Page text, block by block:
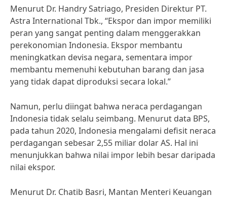
Menurut Dr. Handry Satriago, Presiden Direktur PT.
Astra International Tbk., “Ekspor dan impor memiliki
peran yang sangat penting dalam menggerakkan
perekonomian Indonesia. Ekspor membantu
meningkatkan devisa negara, sementara impor
membantu memenuhi kebutuhan barang dan jasa
yang tidak dapat diproduksi secara lokal.”
Namun, perlu diingat bahwa neraca perdagangan
Indonesia tidak selalu seimbang. Menurut data BPS,
pada tahun 2020, Indonesia mengalami defisit neraca
perdagangan sebesar 2,55 miliar dolar AS. Hal ini
menunjukkan bahwa nilai impor lebih besar daripada
nilai ekspor.
Menurut Dr. Chatib Basri, Mantan Menteri Keuangan